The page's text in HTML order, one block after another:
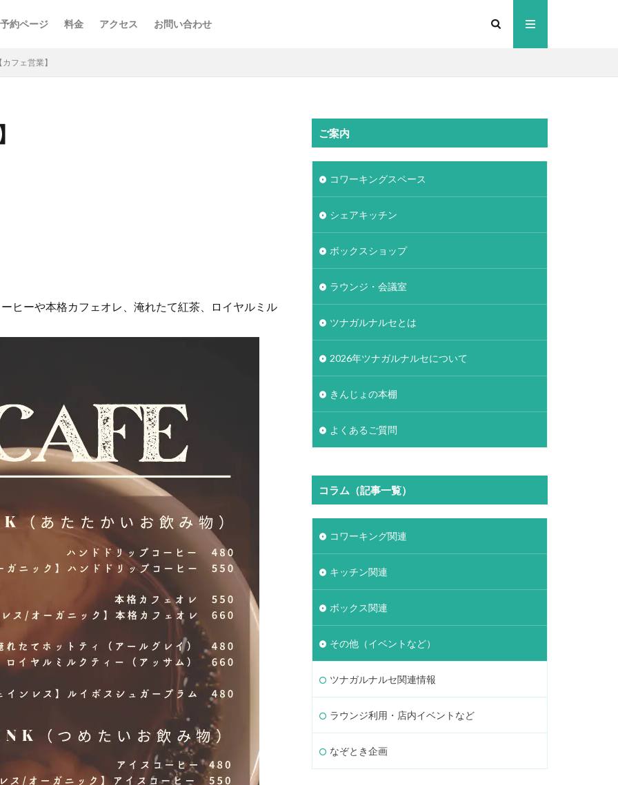
約ページ 料金 アクセス お問い合わせ
フェ営業】
ヒーや本格カフェオレ、淹れたて紅茶、ロイヤルミル
ご案内
コワーキングスペース
シェアキッチン
ボックスショップ
ラウンジ・会議室
ツナガルナルセとは
2026年ツナガルナルセについて
きんじょの本棚
よくあるご質問
コラム（記事一覧）
コワーキング関連
キッチン関連
ボックス関連
その他（イベントなど）
ツナガルナルセ関連情報
ラウンジ利用・店内イベントなど
なぞとき企画